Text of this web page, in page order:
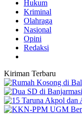
Hukum
Kriminal
Olahraga
Nasional
Opini
Redaksi
Kiriman Terbaru